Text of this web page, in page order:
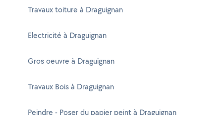
Travaux toiture à Draguignan
Electricité à Draguignan
Gros oeuvre à Draguignan
Travaux Bois à Draguignan
Peindre - Poser du papier peint à Draguignan